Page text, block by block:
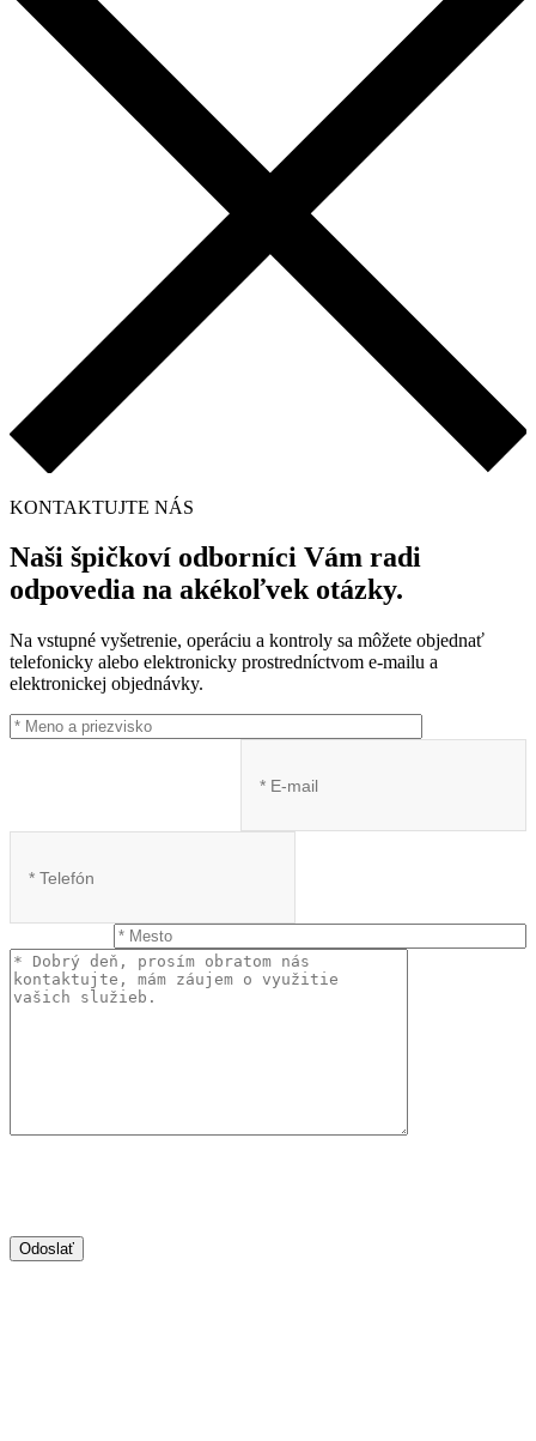
KONTAKTUJTE NÁS
Naši špičkoví odborníci Vám radi
odpovedia na akékoľvek otázky.
Na vstupné vyšetrenie, operáciu a kontroly sa môžete objednať
telefonicky alebo elektronicky prostredníctvom e-mailu a
elektronickej objednávky.